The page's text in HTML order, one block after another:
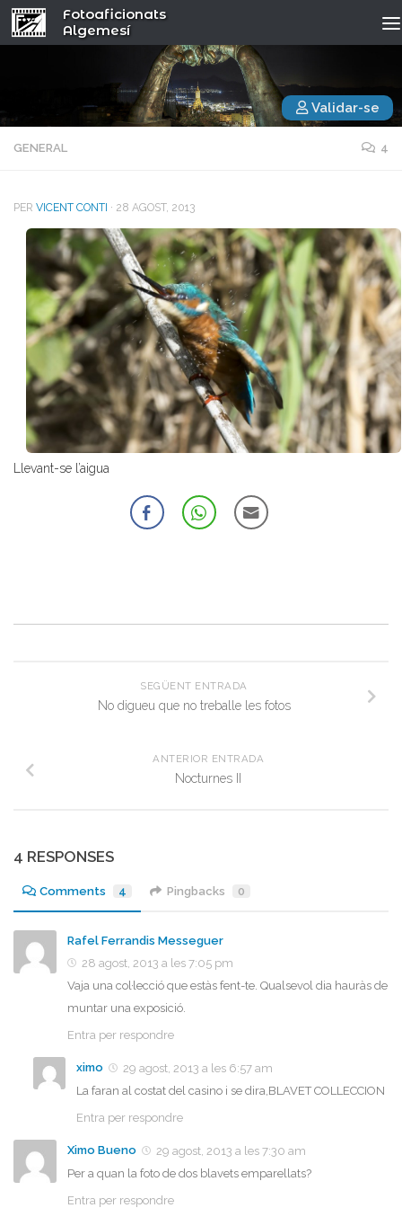
Fotoaficionats
Algemesí
Validar-se
GENERAL 4
PER VICENT CONTI · 28 AGOST, 2013
Llevant-se l’aigua
SEGÜENT ENTRADA
No digueu que no treballe les fotos
ANTERIOR ENTRADA
Nocturnes II
4 RESPONSES
Comments 4 Pingbacks 0
Rafel Ferrandis Messeguer
28 agost, 2013 a les 7:05 pm
Vaja una col·lecció que estàs fent-te. Qualsevol dia hauràs de
muntar una exposició.
Entra per respondre
ximo
29 agost, 2013 a les 6:57 am
La faran al costat del casino i se dira,BLAVET COLLECCION
Entra per respondre
Ximo Bueno
29 agost, 2013 a les 7:30 am
Per a quan la foto de dos blavets emparellats?
Entra per respondre